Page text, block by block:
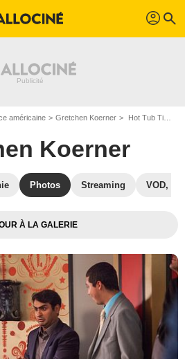
profil search
américaine Gretchen Koerner Hot Tub Time Machine 2 : Photo Kumail Nanjiani, Gretchen Koerner
Koerner
Photos Streaming VOD,
À LA GALERIE